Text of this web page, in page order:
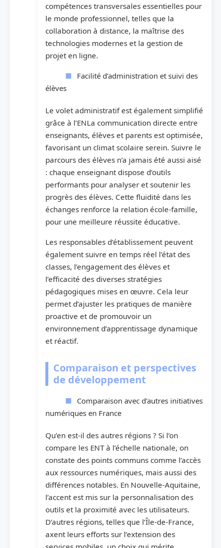
compétences transversales essentielles pour
le monde professionnel, telles que la
collaboration à distance, la maîtrise des
technologies modernes et la gestion de
projet en ligne.
Facilité d’administration et suivi des
élèves
Le volet administratif est également simplifié
grâce à l’ENLa communication directe entre
enseignants, élèves et parents est optimisée,
favorisant un climat scolaire serein. Suivre le
parcours des élèves n’a jamais été aussi aisé
: chaque enseignant dispose d’outils
performants pour analyser et soutenir les
progrès des élèves. Cette fluidité dans les
échanges renforce la relation école-famille,
pour une meilleure réussite éducative.
Les responsables d’établissement peuvent
également suivre en temps réel l’état des
classes, l’engagement des élèves et
l’efficacité des diverses stratégies
pédagogiques mises en œuvre. Cela leur
permet d’ajuster les pratiques de manière
proactive et de promouvoir un
environnement d’apprentissage dynamique
et réactif.
Comparaison et perspectives
de développement
Comparaison avec d’autres initiatives
numériques en France
Qu’en est-il des autres régions ? Si l’on
compare les ENT à l’échelle nationale, on
constate des points communs comme l’accès
aux ressources numériques, mais aussi des
différences notables. En Nouvelle-Aquitaine,
l’accent est mis sur la personnalisation des
outils et la proximité avec les utilisateurs.
D’autres régions, telles que l’Île-de-France,
axent leurs efforts sur l’extension des